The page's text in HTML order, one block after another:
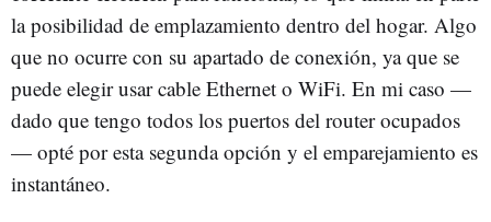
la posibilidad de emplazamiento dentro del hogar. Algo
que no ocurre con su apartado de conexión, ya que se
puede elegir usar cable Ethernet o WiFi. En mi caso —
dado que tengo todos los puertos del router ocupados
— opté por esta segunda opción y el emparejamiento es
instantáneo.